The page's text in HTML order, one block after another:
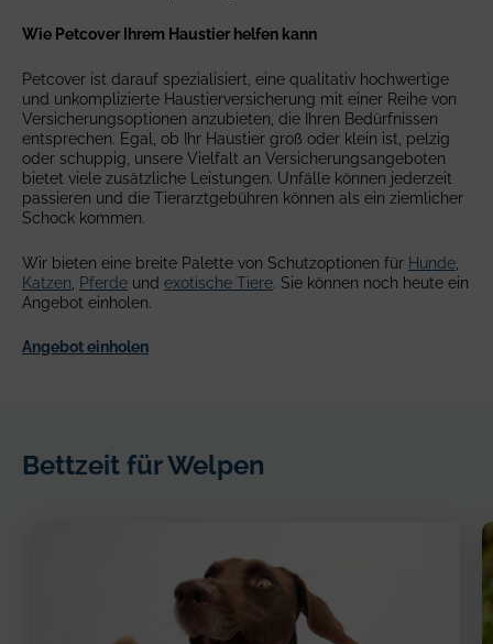
Wie Petcover Ihrem Haustier helfen kann
Petcover ist darauf spezialisiert, eine qualitativ hochwertige
und unkomplizierte Haustierversicherung mit einer Reihe von
Versicherungsoptionen anzubieten, die Ihren Bedürfnissen
entsprechen. Egal, ob Ihr Haustier groß oder klein ist, pelzig
oder schuppig, unsere Vielfalt an Versicherungsangeboten
bietet viele zusätzliche Leistungen. Unfälle können jederzeit
passieren und die Tierarztgebühren können als ein ziemlicher
Schock kommen.
Wir bieten eine breite Palette von Schutzoptionen für Hunde
Katzen Pferde und exotische Tiere . Sie können noch heute ein
Angebot einholen.
Angebot einholen
Bettzeit für Welpen